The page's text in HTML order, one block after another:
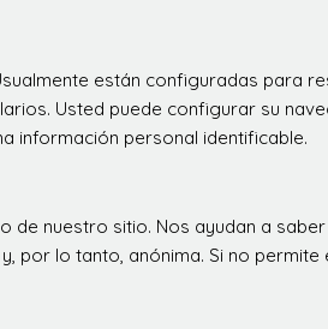
están configuradas para
Usted puede configurar su
información personal identificable.
nuestro sitio. Nos ayudan a
por lo tanto, anónima. Si no